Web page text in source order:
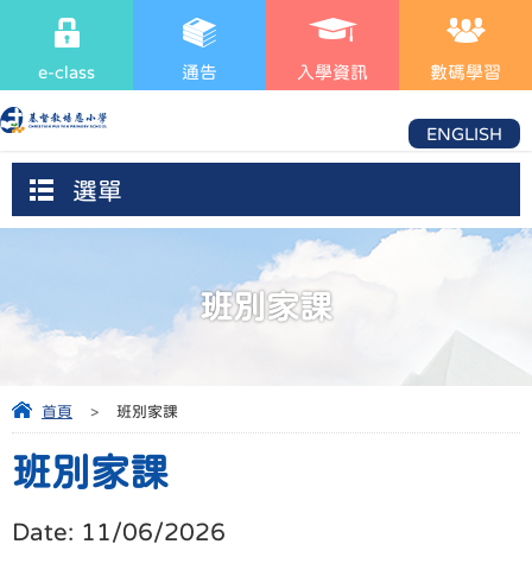
e-class 通告 入學資訊 數碼學習
ENGLISH
選單
班別家課
首頁 > 班別家課
班別家課
Date: 11/06/2026